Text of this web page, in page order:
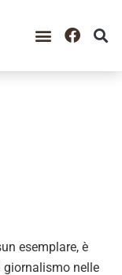
esemplare, è
giornalismo nelle